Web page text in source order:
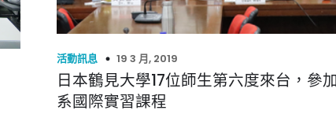
活動訊息 19 3 月, 2019
日本鶴見大學17位師生第六度來台，參
系國際實習課程